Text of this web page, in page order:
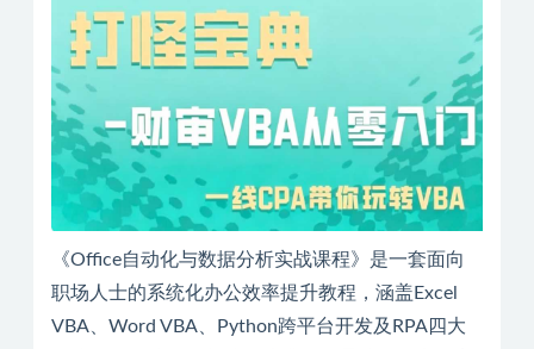
《Office自动化与数据分析实战课程》是一套面向
职场人士的系统化办公效率提升教程，涵盖Excel
VBA、Word VBA、Python跨平台开发及RPA四大